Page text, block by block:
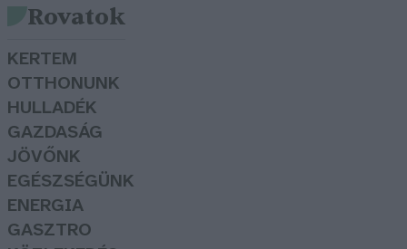
Rovatok
KERTEM
OTTHONUNK
HULLADÉK
GAZDASÁG
JÖVŐNK
EGÉSZSÉGÜNK
ENERGIA
GASZTRO